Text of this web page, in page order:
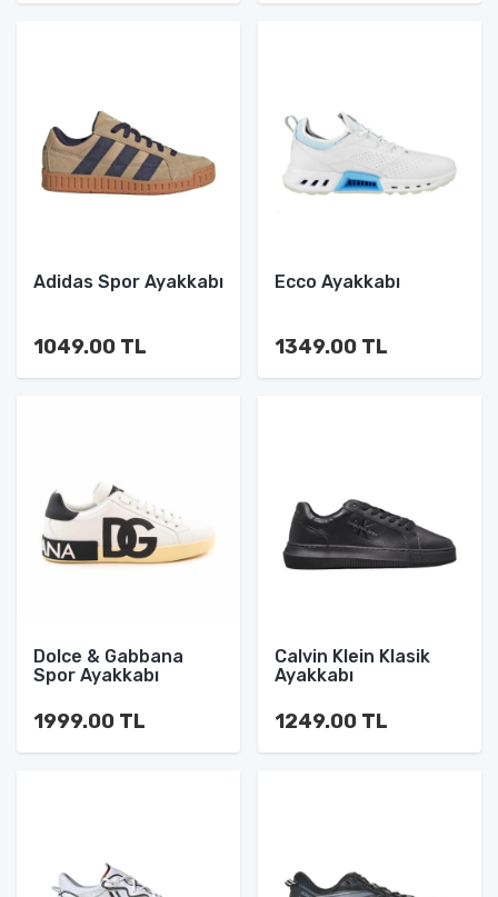
Adidas Spor Ayakkabı
1049.00 TL
Ecco Ayakkabı
1349.00 TL
Dolce & Gabbana
Spor Ayakkabı
1999.00 TL
Calvin Klein Klasik
Ayakkabı
1249.00 TL